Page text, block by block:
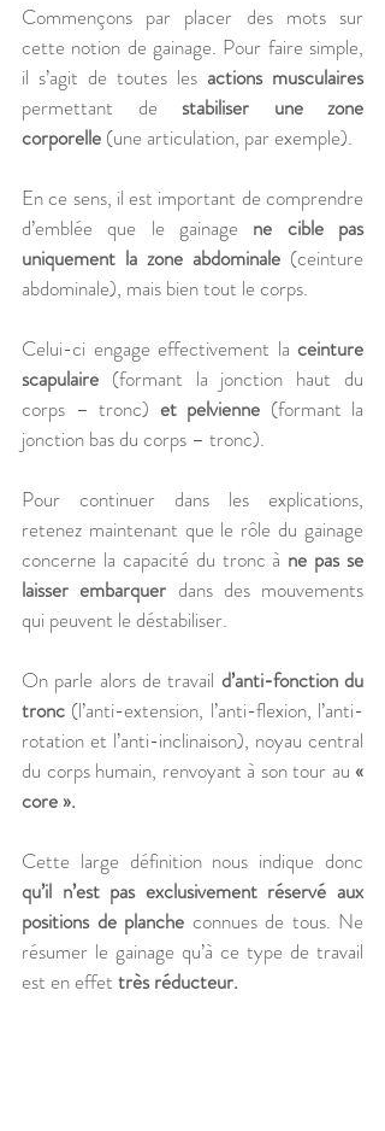
Commençons par placer des mots sur
cette notion de gainage. Pour faire simple,
il s’agit de toutes les actions musculaires
permettant de stabiliser une zone
corporelle (une articulation, par exemple).
En ce sens, il est important de comprendre
d’emblée que le gainage ne cible pas
uniquement la zone abdominale (ceinture
abdominale), mais bien tout le corps.
Celui-ci engage effectivement la ceinture
scapulaire (formant la jonction haut du
corps – tronc) et pelvienne (formant la
jonction bas du corps – tronc).
Pour continuer dans les explications,
retenez maintenant que le rôle du gainage
concerne la capacité du tronc à ne pas se
laisser embarquer dans des mouvements
qui peuvent le déstabiliser.
On parle alors de travail d’anti-fonction du
tronc (l’anti-extension, l’anti-flexion, l’anti-
rotation et l’anti-inclinaison), noyau central
du corps humain, renvoyant à son tour au «
core ».
qu’il n’est pas exclusivement réservé aux
positions de planche connues de tous. Ne
résumer le gainage qu’à ce type de travail
est en effet très réducteur.